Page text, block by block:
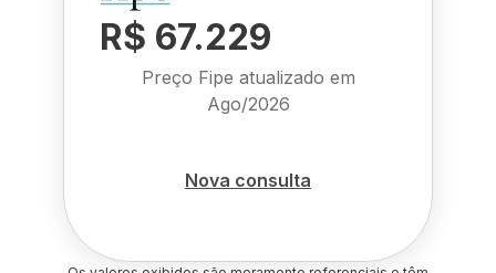
R$ 67.229
Preço Fipe atualizado em
Ago/2026
Nova consulta